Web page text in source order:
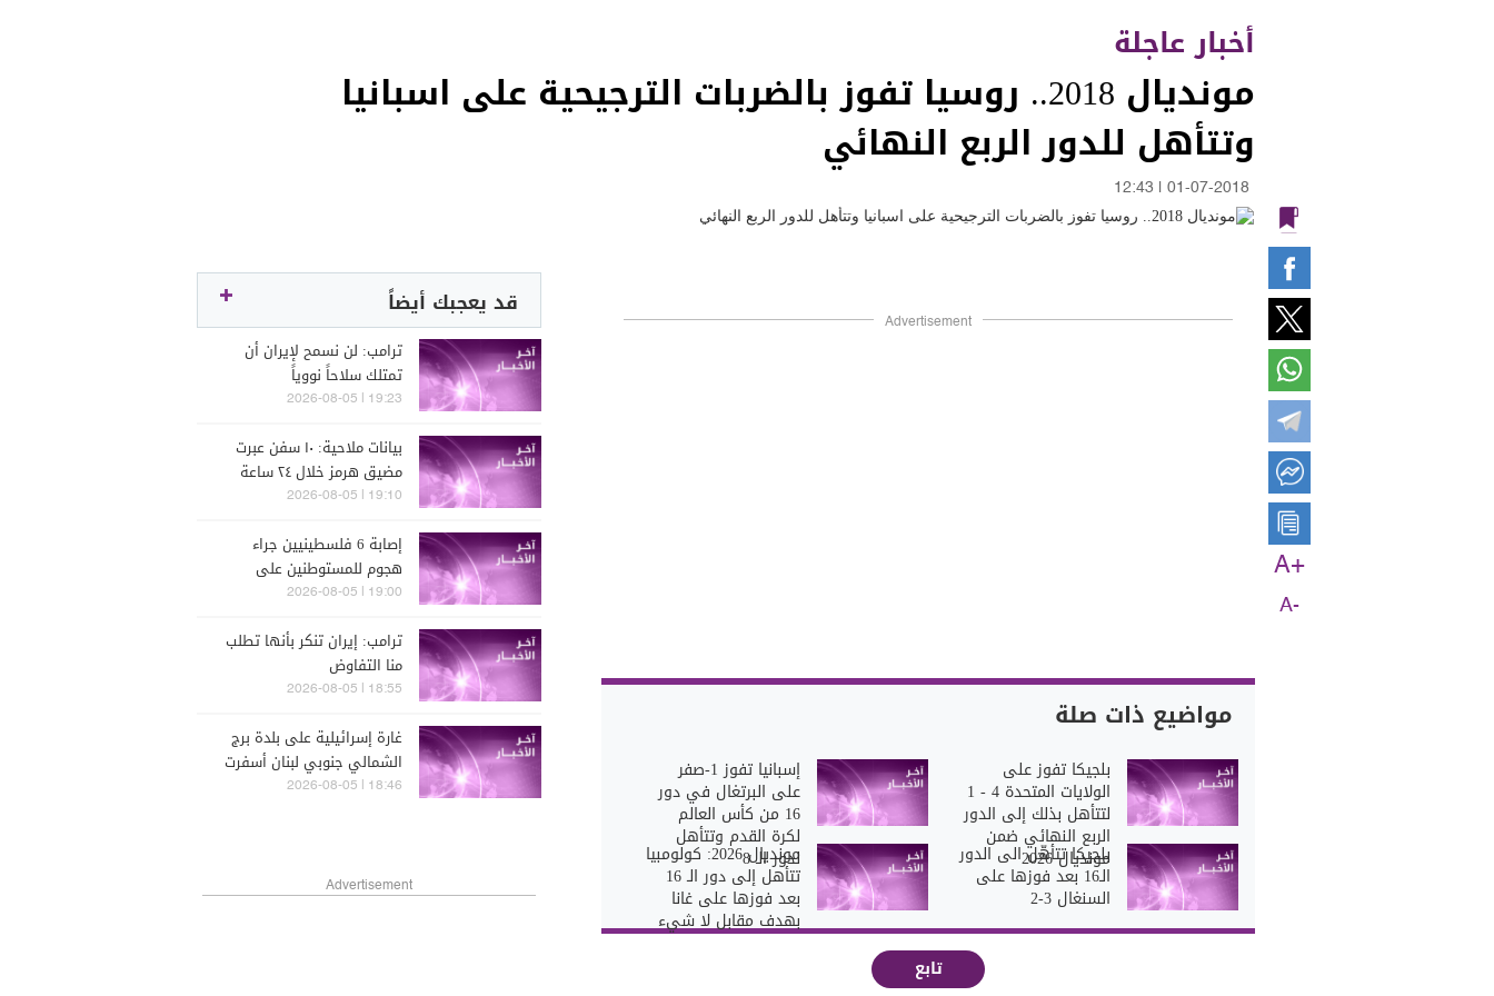
أخبار عاجلة
مونديال 2018.. روسيا تفوز بالضربات الترجيحية على اسبانيا
وتتأهل للدور الربع النهائي
01-07-2018
12:43
A+
A-
Advertisement
مواضيع ذات صلة
بلجيكا تفوز على
الولايات المتحدة 4 - 1
لتتأهل بذلك إلى الدور
الربع النهائي ضمن
مونديال 2026
إسبانيا تفوز 1-صفر
على البرتغال في دور
16 من كأس العالم
لكرة القدم وتتأهل
لدور الـ 8 بلجيكا تتأهّل الى الدور
الـ16 بعد فوزها على
السنغال 3-2
مونديال 2026: كولومبيا
تتأهل إلى دور الـ 16
بعد فوزها على غانا
بهدف مقابل لا شيء
تابع
قد يعجبك أيضاً
ترامب: لن نسمح لإيران أن
تمتلك سلاحاً نووياً
19:23 | 2026-08-05
بيانات ملاحية: ١٠ سفن عبرت
مضيق هرمز خلال ٢٤ ساعة
الماضية
19:10 | 2026-08-05
إصابة 6 فلسطينيين جراء
هجوم للمستوطنين على
مسافر يطا جنوبي الخليل
19:00 | 2026-08-05
ترامب: إيران تنكر بأنها تطلب
منا التفاوض
18:55 | 2026-08-05
غارة إسرائيلية على بلدة برج
الشمالي جنوبي لبنان أسفرت
عن وقوع إصابات
18:46 | 2026-08-05
Advertisement